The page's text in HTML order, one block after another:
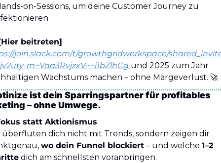
on-Sessions, um deine Customer Journey zu
beitreten]
join.slack.com/t/growthgridworkspace/
m~Vaa3RvjzxV~~i1bZlhCg und 2025 zum Jahr
Wachstums machen – ohne Margeverlust. 🚀
ist dein Sparringspartner für profitables
– ohne Umwege.
statt Aktionismus
überfluten dich nicht mit Trends, sondern zeigen dir
wo dein Funnel blockiert – und welche 1–2
dich am schnellsten voranbringen.